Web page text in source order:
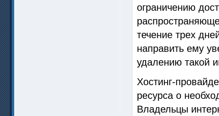
ограничению
течение трех
направить ему
удалению такой
Хостинг-
ресурса о
Владельцы